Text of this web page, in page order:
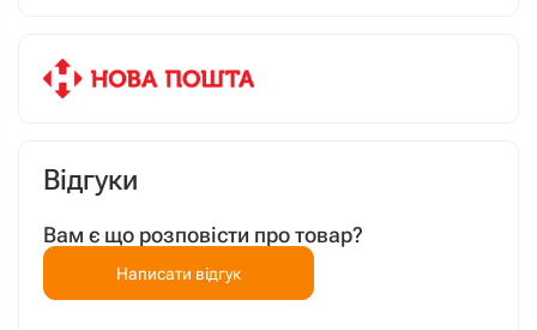
Відгуки
Вам є що розповісти про товар?
Написати відгук